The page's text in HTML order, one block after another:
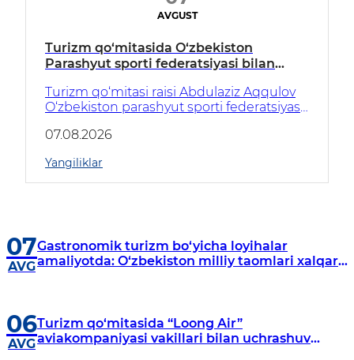
AVGUST
Turizm qo‘mitasida O‘zbekiston
Parashyut sporti federatsiyasi bilan
qilindi
Turizm qo‘mitasi raisi Abdulaziz Aqqulov
O‘zbekiston parashyut sporti federatsiyasi
o‘tkazdi.
07.08.2026
Yangiliklar
07
AVG
Gastronomik turizm bo‘yicha loyihalar
amaliyotda: O‘zbekiston milliy taomlari xalqaro
06
AVG
Turizm qo‘mitasida “Loong Air”
aviakompaniyasi vakillari bilan uchrashuv